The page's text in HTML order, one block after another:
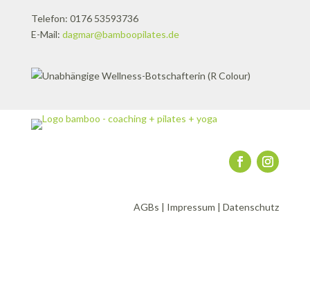
Telefon: 0176 53593736
E-Mail: dagmar@bamboopilates.de
AGBs | Impressum |Datenschutz